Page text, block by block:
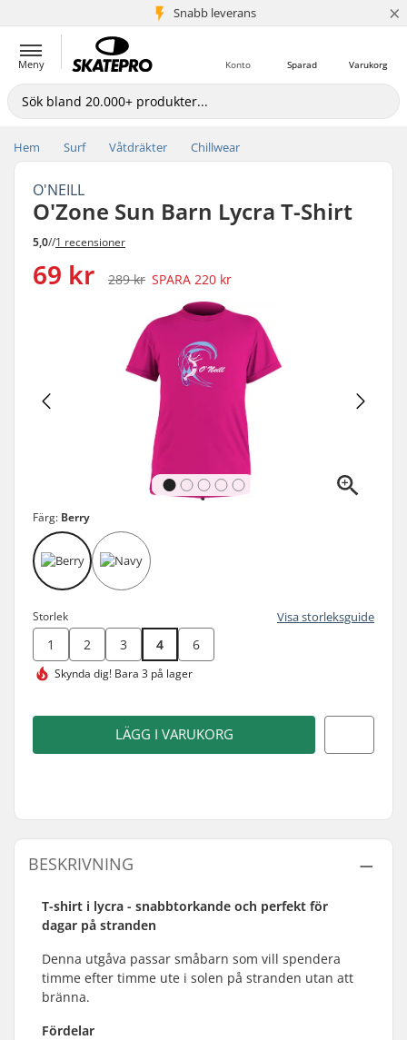
Snabb leverans
5+ milj. kunder ×
Meny Varukorg
Sparad
Konto
Hem Surf Våtdräkter Chillwear
O'NEILL
O'Zone Sun Barn Lycra T-Shirt
5,0//1 recensioner
69 kr 289 kr SPARA 220 kr
Färg: Berry
Storlek Visa storleksguide
1 2 3 4 6
Skynda dig! Bara 3 på lager
LÄGG I VARUKORG
BESKRIVNING
T-shirt i lycra - snabbtorkande och perfekt för
dagar på stranden
Denna utgåva passar småbarn som vill spendera
timme efter timme ute i solen på stranden utan att
bränna.
Fördelar